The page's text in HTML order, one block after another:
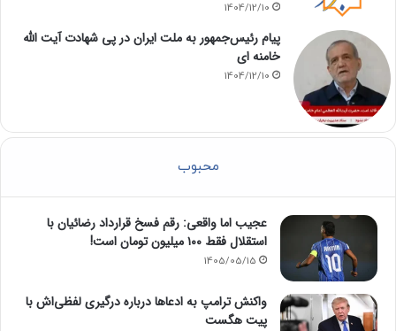
1404/12/10
پیام رئیس‌جمهور به ملت ایران در پی شهادت آیت الله
خامنه ای
1404/12/10
محبوب
عجیب اما واقعی: رقم فسخ قرارداد رضائیان با
استقلال فقط ۱۰۰ میلیون تومان است!
1405/05/15
واکنش ترامپ به ادعاها درباره درگیری لفظی‌اش با
پیت هگست